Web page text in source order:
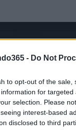
- Do Not
to opt-out of the
for
selection. Please
interest-based
disclosed to third